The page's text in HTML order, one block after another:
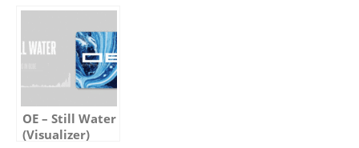
OE – Still Water
(Visualizer)